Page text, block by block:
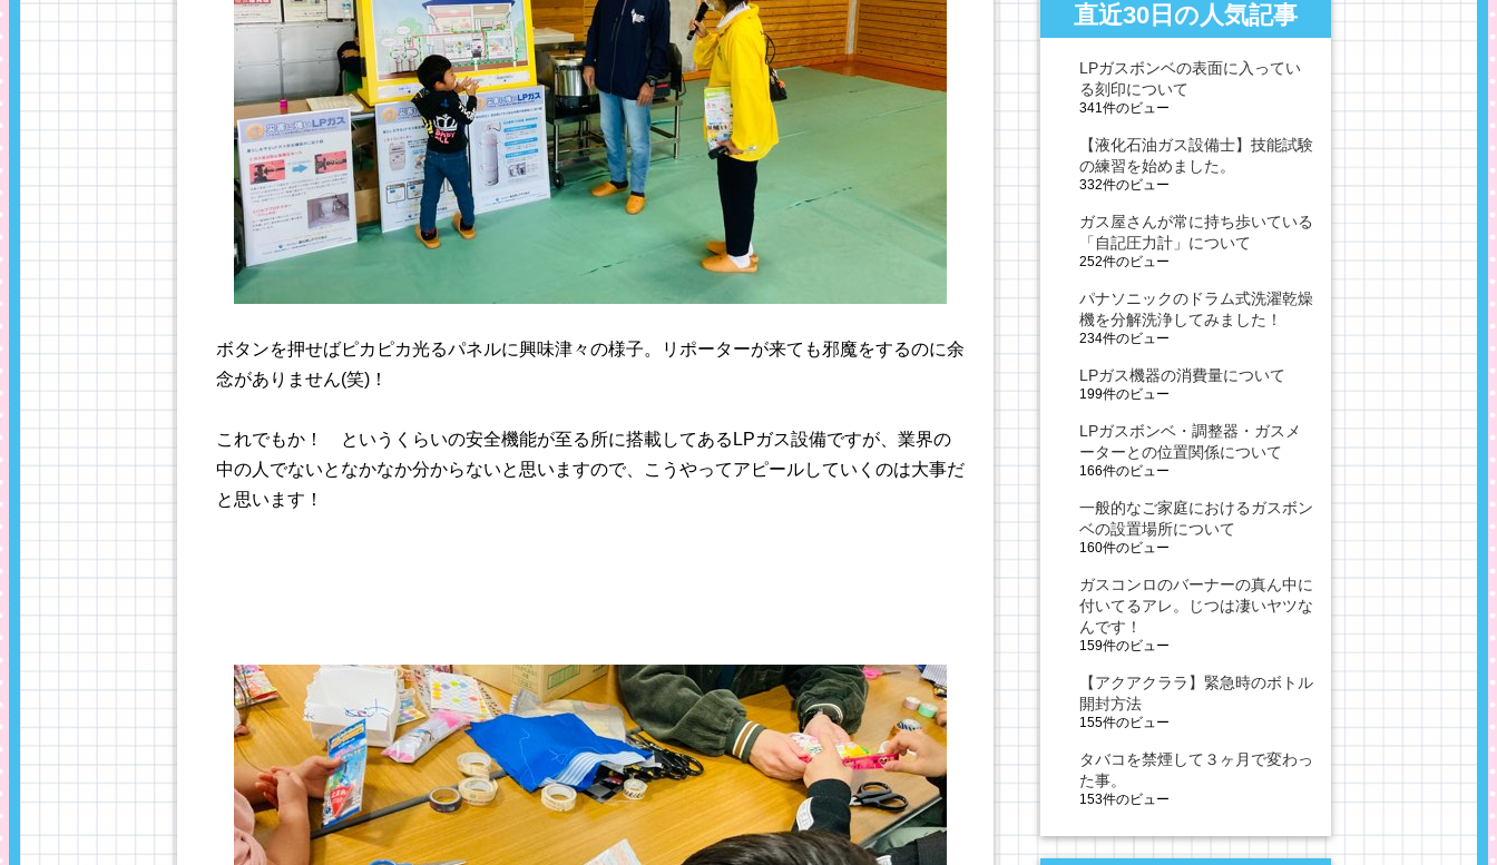
ボタンを押せばピカピカ光るパネルに興味津々の様子。リポーターが来ても邪魔をするのに余
念がありません(笑)！
これでもか！ というくらいの安全機能が至る所に搭載してあるLPガス設備ですが、業界の
中の人でないとなかなか分からないと思いますので、こうやってアピールしていくのは大事だ
と思います！
直近30日の人気記事
LPガスボンベの表面に入ってい
る刻印について
341件のビュー
【液化石油ガス設備士】技能試験
の練習を始めました。
332件のビュー
ガス屋さんが常に持ち歩いている
「自記圧力計」について
252件のビュー
パナソニックのドラム式洗濯乾燥
機を分解洗浄してみました！
234件のビュー
LPガス機器の消費量について
199件のビュー
LPガスボンベ・調整器・ガスメ
ーターとの位置関係について
166件のビュー
一般的なご家庭におけるガスボン
ベの設置場所について
160件のビュー
ガスコンロのバーナーの真ん中に
付いてるアレ。じつは凄いヤツな
んです！
159件のビュー
【アクアクララ】緊急時のボトル
開封方法
155件のビュー
タバコを禁煙して３ヶ月で変わっ
た事。
153件のビュー